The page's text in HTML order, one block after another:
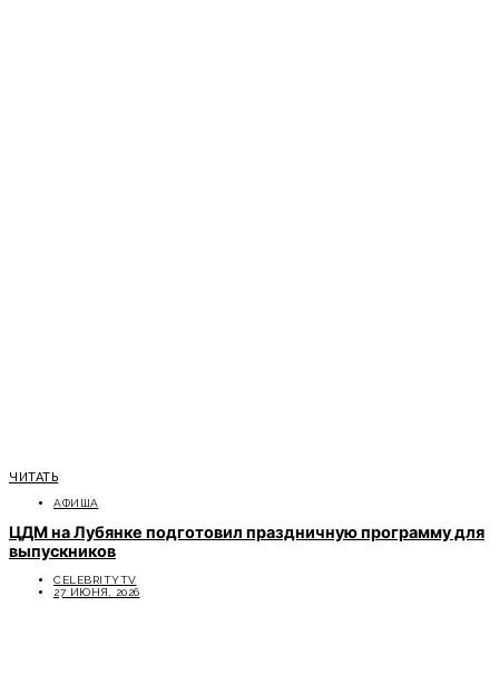
ЧИТАТЬ
АФИША
ЦДМ на Лубянке подготовил праздничную программу для
выпускников
CELEBRITYTV
27 ИЮНЯ, 2026